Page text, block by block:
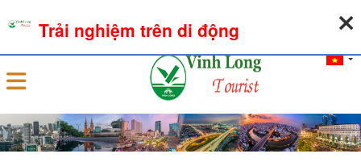
Đăng nhập
Trải nghiệm trên di động